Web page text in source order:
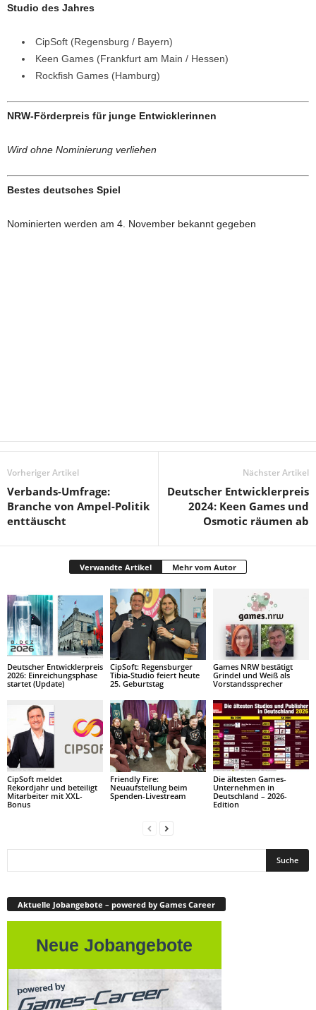
Studio des Jahres
CipSoft (Regensburg / Bayern)
Keen Games (Frankfurt am Main / Hessen)
Rockfish Games (Hamburg)
NRW-Förderpreis für junge Entwicklerinnen
Wird ohne Nominierung verliehen
Bestes deutsches Spiel
Nominierten werden am 4. November bekannt gegeben
Vorheriger Artikel
Verbands-Umfrage:
Branche von Ampel-Politik
enttäuscht
Nächster Artikel
Deutscher Entwicklerpreis
2024: Keen Games und
Osmotic räumen ab
Verwandte Artikel Mehr vom Autor
Deutscher Entwicklerpreis
2026: Einreichungsphase
startet (Update)
CipSoft: Regensburger
Tibia-Studio feiert heute
25. Geburtstag
Games NRW bestätigt
Grindel und Weiß als
Vorstandssprecher
CipSoft meldet
Rekordjahr und beteiligt
Mitarbeiter mit XXL-
Bonus
Friendly Fire:
Neuaufstellung beim
Spenden-Livestream
Die ältesten Games-
Unternehmen in
Deutschland – 2026-
Edition
Aktuelle Jobangebote – powered by Games Career